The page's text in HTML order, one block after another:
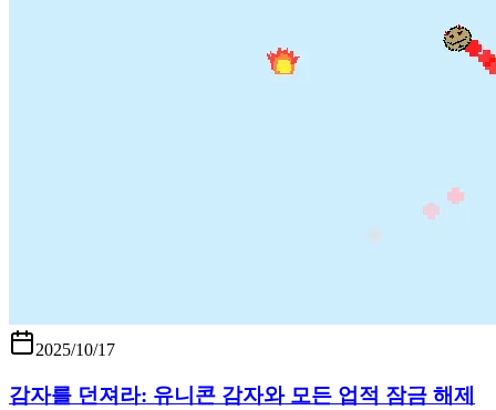
2025/10/17
감자를 던져라: 유니콘 감자와 모든 업적 잠금 해제